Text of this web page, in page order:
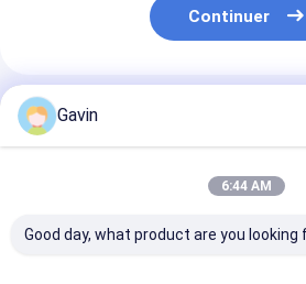
Continuer
Produits Recommandés
Gavin
6:44 AM
Good day, what product are you looking